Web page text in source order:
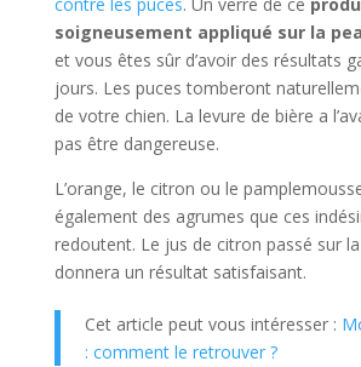
contre les puces. Un verre de ce
soigneusement appliqué sur la
et vous êtes sûr d’avoir des résultats
jours. Les puces tomberont
de votre chien. La levure de bière a
pas être dangereuse.
L’orange, le citron ou le
également des agrumes que ces
redoutent. Le jus de citron passé sur
donnera un résultat satisfaisant.
Cet article peut vous intéresser :
: comment le retrouver ?